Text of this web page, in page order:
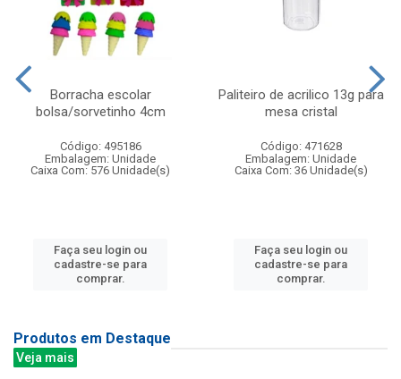
Borracha escolar
bolsa/sorvetinho 4cm
Código: 495186
Embalagem: Unidade
Caixa Com: 576 Unidade(s)
Faça seu login ou
cadastre-se para
comprar.
Paliteiro de acrilico 13g para
mesa cristal
Código: 471628
Embalagem: Unidade
Caixa Com: 36 Unidade(s)
Faça seu login ou
cadastre-se para
comprar.
Produtos em Destaque
Veja mais